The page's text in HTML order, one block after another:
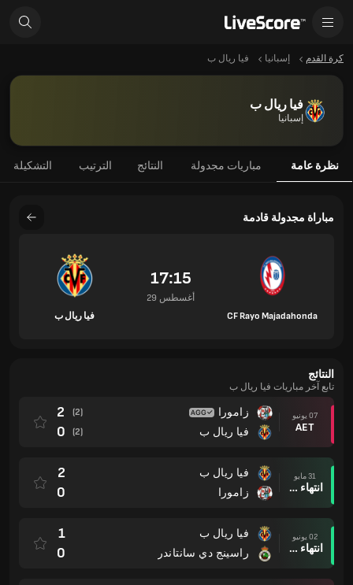
كرة القدم إسبانيا فيا ريال ب
فيا ريال ب
إسبانيا
نظرة عامة مباريات مجدولة النتائج الترتيب التشكيلة
مباراة مجدولة قادمة
CF Rayo Majadahonda
17:15
29 أغسطس
فيا ريال ب
النتائج
تابع آخر مباريات فيا ريال ب
07 يونيو
AET
زامورا
فيا ريال ب
(2)
2
(2)
0
31 مايو
انتهاء وقت المباراة
فيا ريال ب
زامورا
2
0
02 يونيو
انتهاء وقت المباراة
فيا ريال ب
راسينج دي سانتاندر
1
0